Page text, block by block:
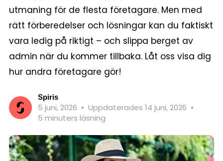
utmaning för de flesta företagare. Men med
rätt förberedelser och lösningar kan du faktiskt
vara ledig på riktigt – och slippa berget av
admin när du kommer tillbaka. Låt oss visa dig
hur andra företagare gör!
Spiris
5 juni, 2026 • Uppdaterades 14 juni, 2026 •
5 minuters läsning